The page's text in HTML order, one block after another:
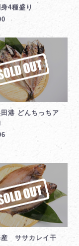
4種盛り
港 どんちっちア
産 ササカレイ干